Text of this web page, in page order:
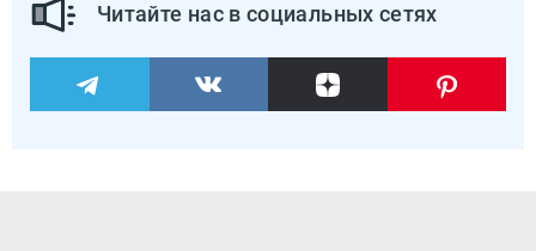
Читайте нас в социальных сетях